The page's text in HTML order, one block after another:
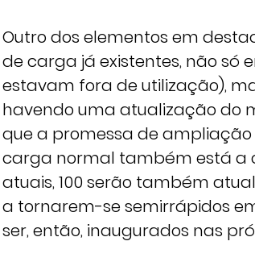
Outro dos elementos em
de carga já existentes, não só
estavam fora de utilização),
havendo uma atualização do
que a promessa de
carga normal também está a
atuais, 100 serão também
a tornarem-se semirrápidos
ser, então, inaugurados nas